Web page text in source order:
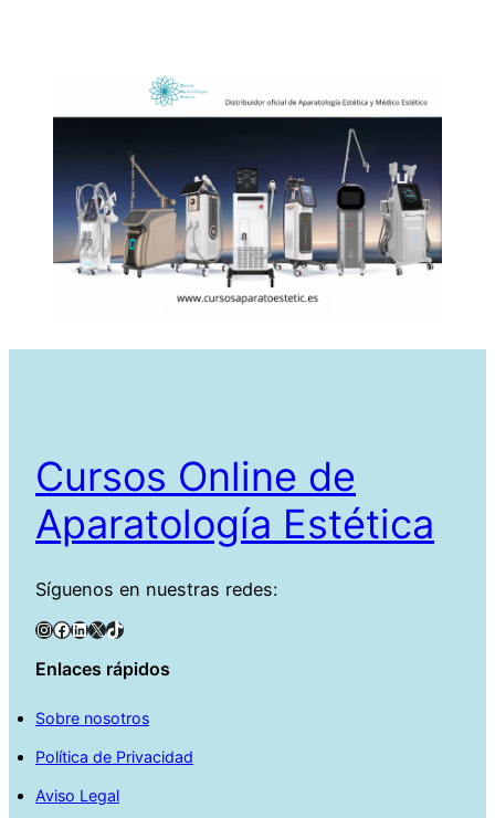
Cursos Online de
Aparatología Estética
Síguenos en nuestras redes:
InstagramFacebook LinkedIn X TikTok
Enlaces rápidos
Sobre nosotros
Política de Privacidad
Aviso Legal